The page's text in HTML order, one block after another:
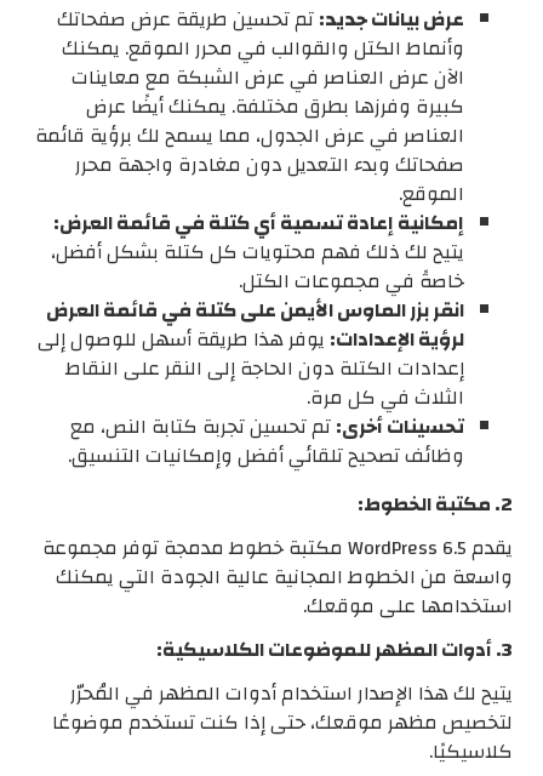
عرض بيانات جديد:تم تحسين طريقة عرض صفحاتك
وأنماط الكتل والقوالب في محرر الموقع. يمكنك
الآن عرض العناصر في عرض الشبكة مع معاينات
كبيرة وفرزها بطرق مختلفة. يمكنك أيضًا عرض
العناصر في عرض الجدول، مما يسمح لك برؤية قائمة
صفحاتك وبدء التعديل دون مغادرة واجهة محرر
الموقع.
إمكانية إعادة تسمية أي كتلة في قائمة العرض:
يتيح لك ذلك فهم محتويات كل كتلة بشكل أفضل،
خاصةً في مجموعات الكتل.
انقر بزر الماوس الأيمن على كتلة في قائمة العرض
لرؤية الإعدادات: يوفر هذا طريقة أسهل للوصول إلى
إعدادات الكتلة دون الحاجة إلى النقر على النقاط
الثلاث في كل مرة.
تحسينات أخرى:تم تحسين تجربة كتابة النص، مع
وظائف تصحيح تلقائي أفضل وإمكانيات التنسيق.
2. مكتبة الخطوط:
يقدم WordPress 6.5 مكتبة خطوط مدمجة توفر مجموعة
واسعة من الخطوط المجانية عالية الجودة التي يمكنك
استخدامها على موقعك.
3. أدوات المظهر للموضوعات الكلاسيكية:
يتيح لك هذا الإصدار استخدام أدوات المظهر في المُحرّر
لتخصيص مظهر موقعك، حتى إذا كنت تستخدم موضوعًا
كلاسيكيًا.